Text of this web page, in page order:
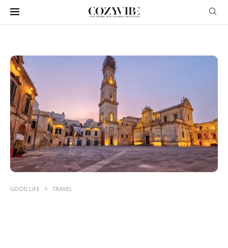
GOOD LIFE TRAVEL